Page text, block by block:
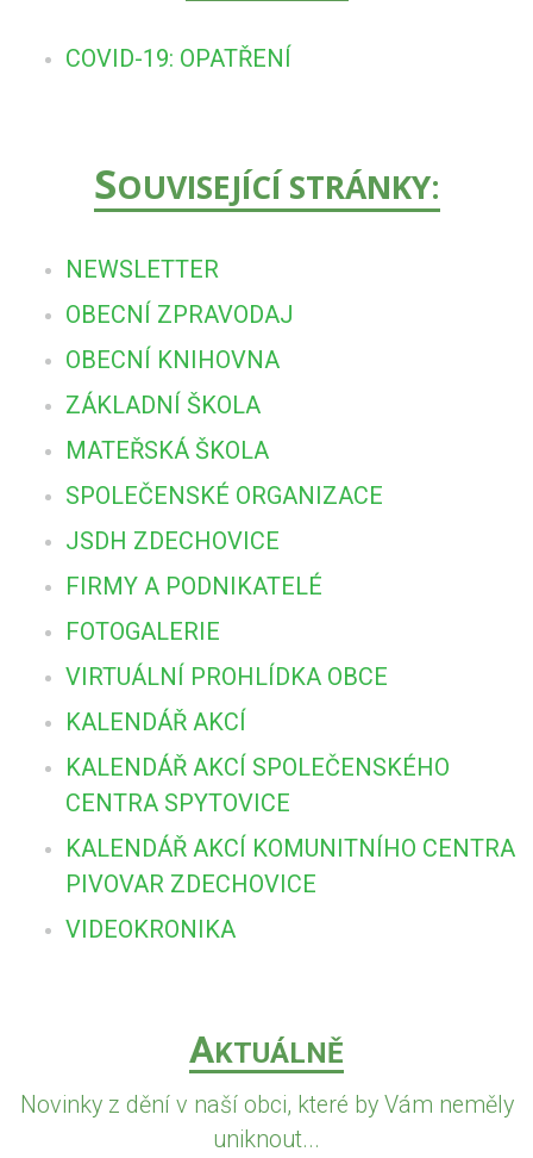
COVID-19: OPATŘENÍ
SOUVISEJÍCÍ STRÁNKY:
NEWSLETTER
OBECNÍ ZPRAVODAJ
OBECNÍ KNIHOVNA
ZÁKLADNÍ ŠKOLA
MATEŘSKÁ ŠKOLA
SPOLEČENSKÉ ORGANIZACE
JSDH ZDECHOVICE
FIRMY A PODNIKATELÉ
FOTOGALERIE
VIRTUÁLNÍ PROHLÍDKA OBCE
KALENDÁŘ AKCÍ
KALENDÁŘ AKCÍ SPOLEČENSKÉHO
CENTRA SPYTOVICE
KALENDÁŘ AKCÍ KOMUNITNÍHO CENTRA
PIVOVAR ZDECHOVICE
VIDEOKRONIKA
AKTUÁLNĚ
Novinky z dění v naší obci, které by Vám neměly
uniknout...